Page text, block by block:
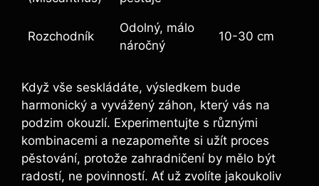
Rozchodník
Odolný, málo
náročný
10-30 cm
Když vše seskládáte, výsledkem bude
harmonický a vyvážený záhon, který vás na
podzim okouzlí. Experimentujte s různými
kombinacemi a nezapomeňte si užít proces
pěstování, protože zahradničení by mělo být
radostí, ne povinností. Ať už zvolíte jakoukoliv